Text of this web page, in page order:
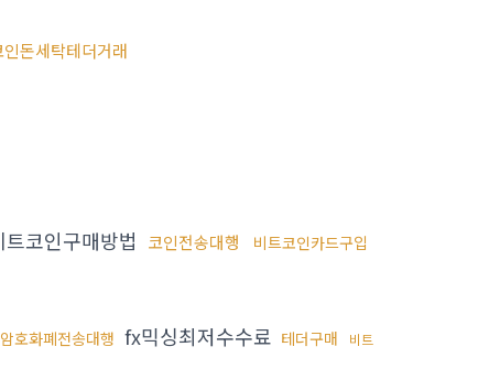
인돈세탁테더거래
코인구매방법 코인전송대행 비트코인카드구입
암호화폐전송대행 fx믹싱최저수수료 테더구매
비트